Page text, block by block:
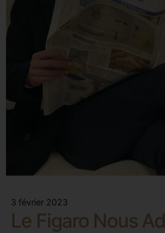
3 février 2023
Le Figaro Nous